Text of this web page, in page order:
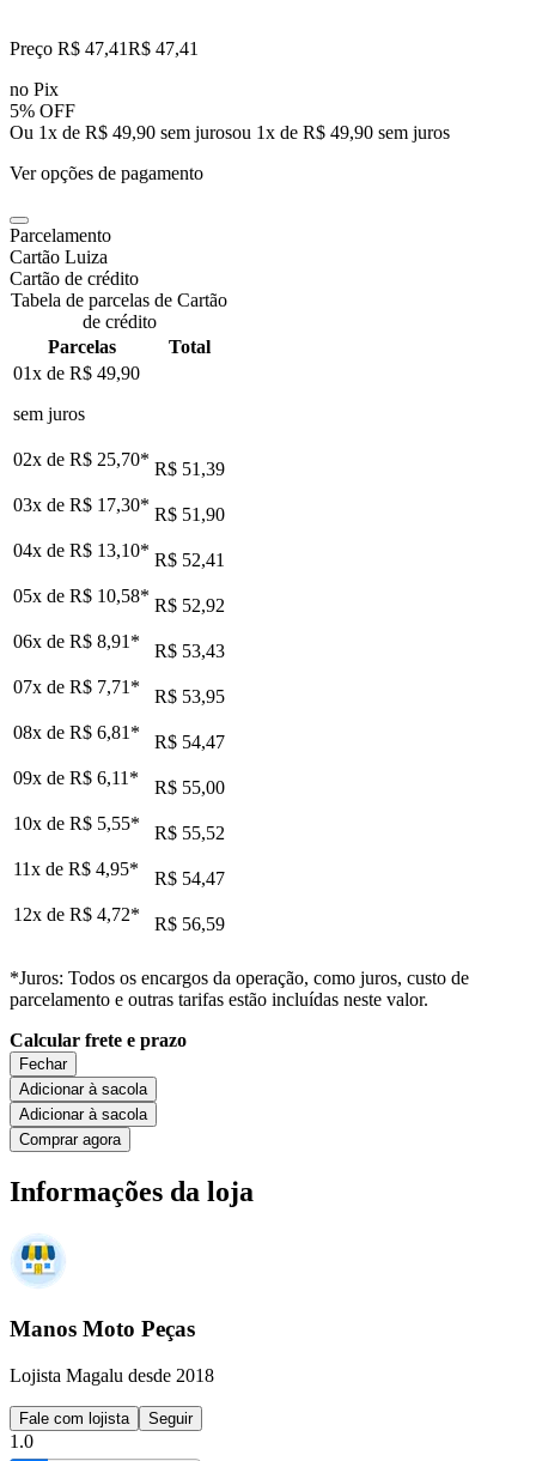
Preço R$ 47,41R$ 47,41
no Pix
5% OFF
Ou 1x de R$ 49,90 sem jurosou 1x de R$ 49,90 sem juros
Ver opções de pagamento
Parcelamento
Cartão Luiza
Cartão de crédito
Tabela de parcelas de Cartão
de crédito
Parcelas
Total
01x de R$ 49,90
sem juros
02x de R$ 25,70* R$ 51,39
03x de R$ 17,30* R$ 51,90
04x de R$ 13,10* R$ 52,41
05x de R$ 10,58* R$ 52,92
06x de R$ 8,91 *
R$ 53,43
07x de R$ 7,71 *
R$ 53,95
08x de R$ 6,81 *
R$ 54,47
09x de R$ 6,11 *
R$ 55,00
10x de R$ 5,55*
R$ 55,52
11x de R$ 4,95*
R$ 54,47
12x de R$ 4,72* R$ 56,59
*Juros: Todos os encargos da operação, como juros, custo de
parcelamento e outras tarifas estão incluídas neste valor.
Calcular frete e prazo
Fechar
Adicionar à sacola
Adicionar à sacola
Comprar agora
Informações da loja
Manos Moto Peças
Lojista Magalu desde 2018
Fale com lojista Seguir
1.0